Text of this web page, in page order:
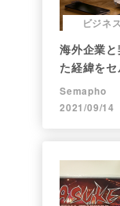
ビジネス
海外企業
た経緯を
Semapho
2021/09/14